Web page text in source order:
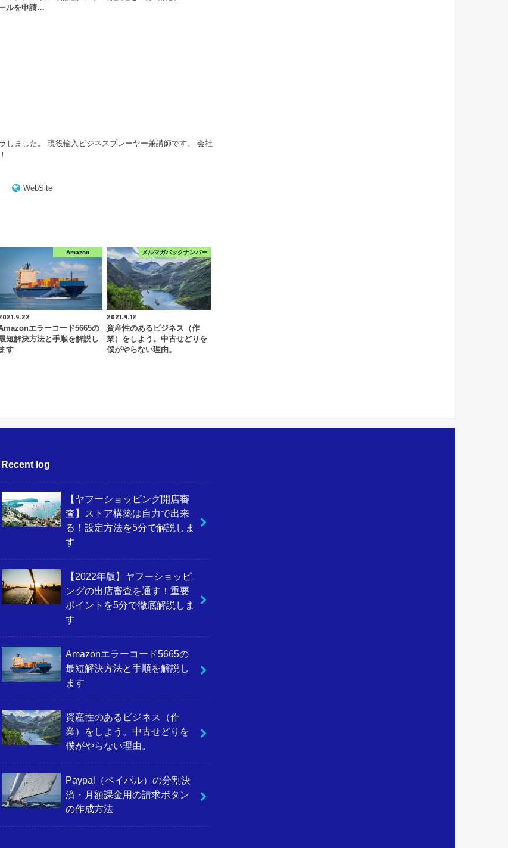
ルを申請…
しました。 現役輸入ビジネスプレーヤー兼講師です。 会社
WebSite
Amazon
エラーコード5665の
短解決方法と手順を解説し
ます
メルマガバックナンバー
2021.9.12
資産性のあるビジネス（作
業）をしよう。中古せどりを
僕がやらない理由。
Recent log
【ヤフーショッピング開店審
査】ストア構築は自力で出来
る！設定方法を5分で解説しま
す
【2022年版】ヤフーショッピ
ングの出店審査を通す！重要
ポイントを5分で徹底解説しま
す
Amazonエラーコード5665の
最短解決方法と手順を解説し
ます
資産性のあるビジネス（作
業）をしよう。中古せどりを
僕がやらない理由。
Paypal（ペイパル）の分割決
済・月額課金用の請求ボタン
の作成方法